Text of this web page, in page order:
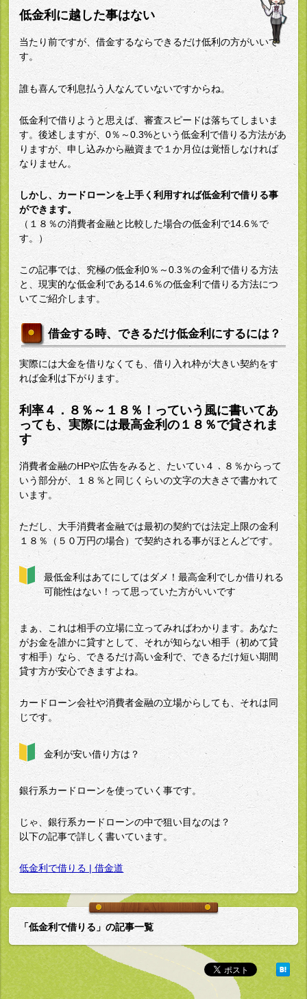
低金利に越した事はない
当たり前ですが、借金するならできるだけ低利の方がいいで
す。
誰も喜んで利息払う人なんていないですからね。
低金利で借りようと思えば、審査スピードは落ちてしまいま
す。後述しますが、0％～0.3%という低金利で借りる方法があ
りますが、申し込みから融資まで１か月位は覚悟しなければ
なりません。
しかし、カードローンを上手く利用すれば低金利で借りる事
ができます。
（１８％の消費者金融と比較した場合の低金利で14.6％で
す。）
この記事では、究極の低金利0％～0.3％の金利で借りる方法
と、現実的な低金利である14.6％の低金利で借りる方法につ
いてご紹介します。
借金する時、できるだけ低金利にするには？
実際には大金を借りなくても、借り入れ枠が大きい契約をす
れば金利は下がります。
利率４．８％～１８％！っていう風に書いてあ
っても、実際には最高金利の１８％で貸されま
す
消費者金融のHPや広告をみると、たいてい４．８％からって
いう部分が、１８％と同じくらいの文字の大きさで書かれて
います。
ただし、大手消費者金融では最初の契約では法定上限の金利
１８％（５０万円の場合）で契約される事がほとんどです。
最低金利はあてにしてはダメ！最高金利でしか借りれる
可能性はない！って思っていた方がいいです
まぁ、これは相手の立場に立ってみればわかります。あなた
がお金を誰かに貸すとして、それが知らない相手（初めて貸
す相手）なら、できるだけ高い金利で、できるだけ短い期間
貸す方が安心できますよね。
カードローン会社や消費者金融の立場からしても、それは同
じです。
金利が安い借り方は？
銀行系カードローンを使っていく事です。
じゃ、銀行系カードローンの中で狙い目なのは？
以下の記事で詳しく書いています。
低金利で借りる | 借金道
「低金利で借りる」の記事一覧